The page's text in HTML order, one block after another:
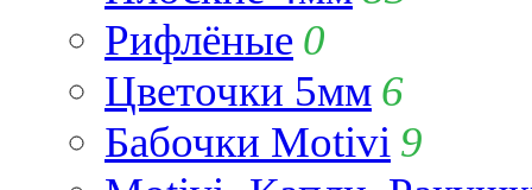
Рифлёные 0
Цветочки 5мм 6
Бабочки Motivi 9